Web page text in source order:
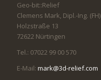
Geo-bit::Relief
Clemens Mark, Dipl.-Ing. (FH)
Holzstraße 13
72622 Nürtingen
Tel.: 07022 99 00 570
E-Mail: mark@3d-relief.com